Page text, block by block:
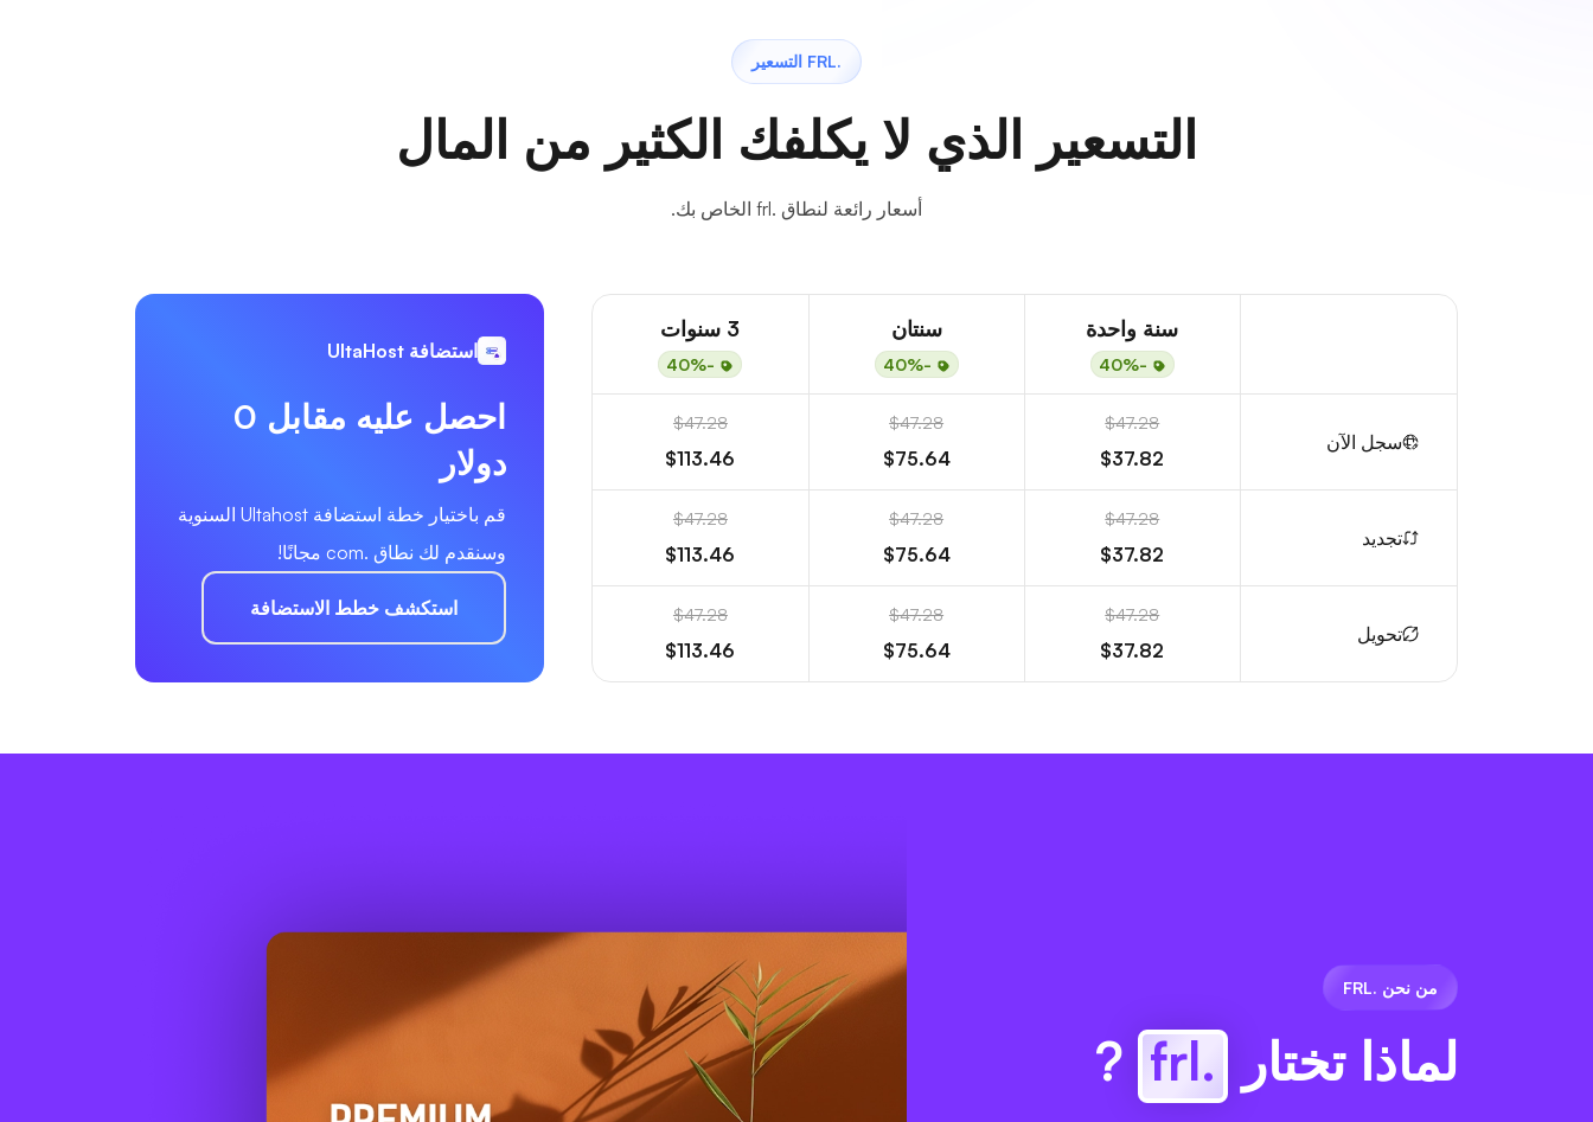
.FRL التسعير
التسعير الذي لا يكلفك الكثير من المال
أسعار رائعة لنطاق .frl الخاص بك.
سنة واحدة
-40%
سنتان
-40%
3 سنوات
-40%
سجل الآن
$47.28
$37.82
$47.28
$75.64
$47.28
$113.46
تجديد
$47.28
$37.82
$47.28
$75.64
$47.28
$113.46
تحويل
$47.28
$37.82
$47.28
$75.64
$47.28
$113.46
استضافة UltaHost
احصل عليه مقابل 0
دولار
قم باختيار خطة استضافة Ultahost السنوية
وسنقدم لك نطاق .com مجانًا!
استكشف خطط الاستضافة
من نحن .FRL
لماذا تختار .frl
?